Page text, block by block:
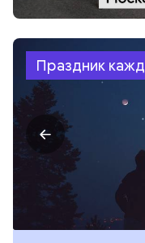
Праздник